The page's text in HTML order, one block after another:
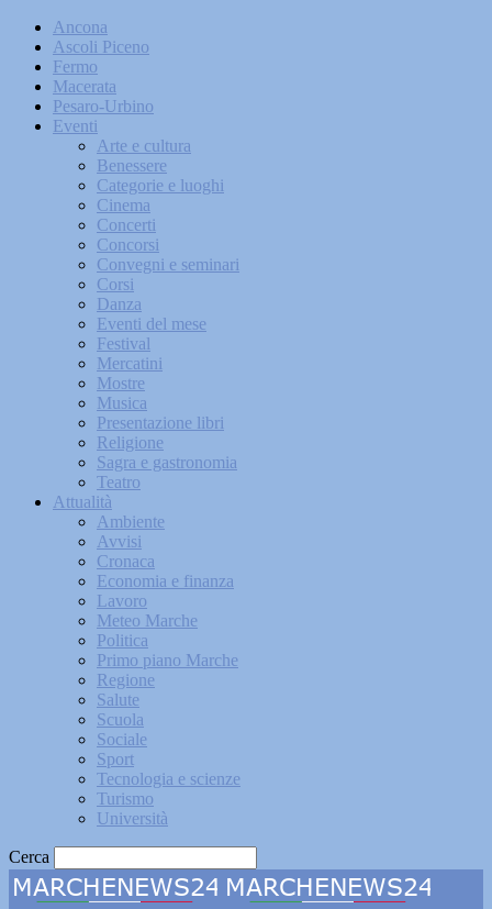
Ancona
Ascoli Piceno
Fermo
Macerata
Pesaro-Urbino
Eventi
Arte e cultura
Benessere
Categorie e luoghi
Cinema
Concerti
Concorsi
Convegni e seminari
Corsi
Danza
Eventi del mese
Festival
Mercatini
Mostre
Musica
Presentazione libri
Religione
Sagra e gastronomia
Teatro
Attualità
Ambiente
Avvisi
Cronaca
Economia e finanza
Lavoro
Meteo Marche
Politica
Primo piano Marche
Regione
Salute
Scuola
Sociale
Sport
Tecnologia e scienze
Turismo
Università
Cerca